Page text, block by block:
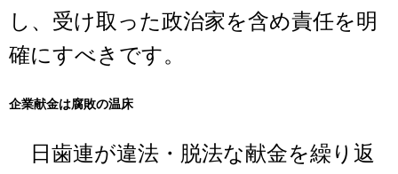
し、受け取った政治家を含め責任を明
確にすべきです。
企業献金は腐敗の温床
日歯連が違法・脱法な献金を繰り返